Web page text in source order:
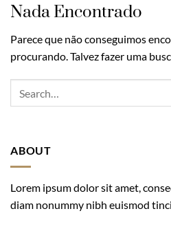
Nada Encontrado
Parece que não conseguimos
procurando. Talvez fazer uma
ABOUT
Lorem ipsum dolor sit amet,
diam nonummy nibh euismod